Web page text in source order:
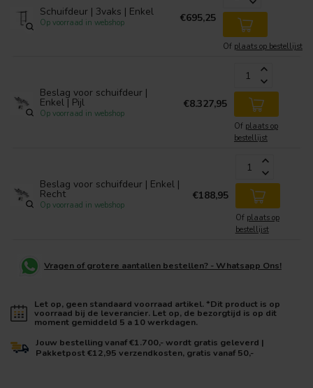
Schuifdeur | 3vaks | Enkel
Op voorraad in webshop €695,25
Of plaats op bestellijst
Beslag voor schuifdeur |
Enkel | Pijl
Op voorraad in webshop
€8.327,95
Of plaats op
bestellijst
Beslag voor schuifdeur | Enkel |
Recht
Op voorraad in webshop
€188,95
Of plaats op
bestellijst
Vragen of grotere aantallen bestellen? - Whatsapp Ons!
Let op, geen standaard voorraad artikel. *Dit product is op
voorraad bij de leverancier. Let op, de bezorgtijd is op dit
moment gemiddeld 5 a 10 werkdagen.
Jouw bestelling vanaf €1.700,- wordt gratis geleverd |
Pakketpost €12,95 verzendkosten, gratis vanaf 50,-